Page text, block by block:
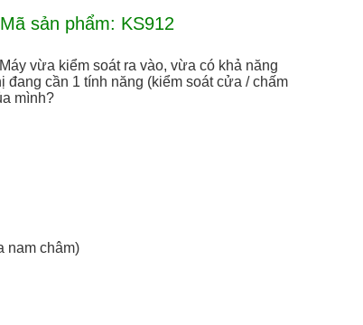
sản phẩm: KS912
vừa kiểm soát ra vào, vừa có khả năng
cần 1 tính năng (kiểm soát cửa / chấm
mình?
nam châm)